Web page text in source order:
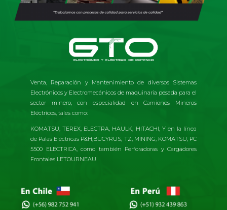
Venta, Reparación y Mantenimiento de diversos Sistemas
Electrónicos y Electromecánicos de maquinaria pesada para el
sector minero, con especialidad en Camiones Mineros
Eléctricos, tales como:
KOMATSU, TEREX, ELECTRA, HAULK, HITACHI, Y en la línea
de Palas Eléctricas P&H,BUCYRUS, TZ, MINING, KOMATSU, PC
5500 ELECTRICA, como también Perforadoras y Cargadores
Frontales LETOURNEAU